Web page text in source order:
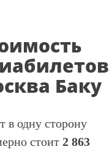
Баку
в одну сторону
стоит 2 863